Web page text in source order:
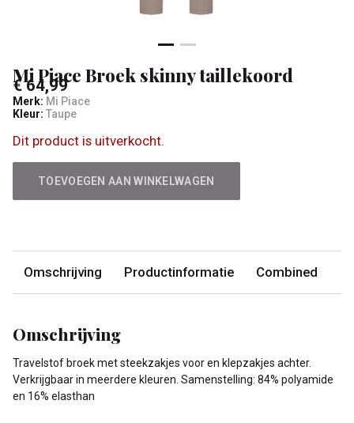
Mi Piace Broek skinny taillekoord
€ 64,99
Merk: Mi Piace
Kleur: Taupe
Dit product is uitverkocht.
TOEVOEGEN AAN WINKELWAGEN
Omschrijving Productinformatie Combined
Omschrijving
Travelstof broek met steekzakjes voor en klepzakjes achter.
Verkrijgbaar in meerdere kleuren. Samenstelling: 84% polyamide
en 16% elasthan